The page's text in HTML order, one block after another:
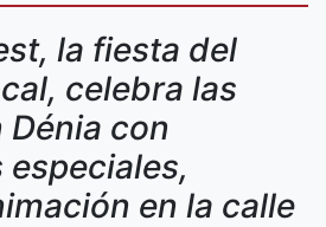
la fiesta del
celebra las
Dénia con
en la calle